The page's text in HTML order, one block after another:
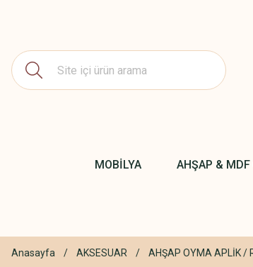
MOBİLYA AHŞAP & MDF
Anasayfa AKSESUAR AHŞAP OYMA APLİK /